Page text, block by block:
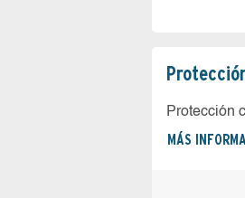
Protección
MÁS